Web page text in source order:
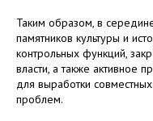
Таким образом, в
памятников культуры и
контрольных функций,
власти, а также активное
для выработки
проблем.